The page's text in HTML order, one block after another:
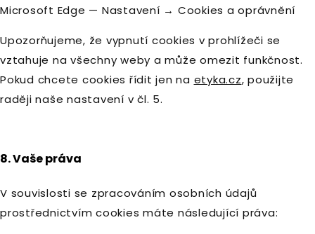
Microsoft Edge — Nastavení → Cookies a oprávnění
Upozorňujeme, že vypnutí cookies v prohlížeči se
vztahuje na všechny weby a může omezit funkčnost.
Pokud chcete cookies řídit jen na etyka.cz, použijte
raději naše nastavení v čl. 5.
8. Vaše práva
V souvislosti se zpracováním osobních údajů
prostřednictvím cookies máte následující práva: